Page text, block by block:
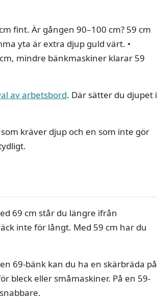
fint. Är gången 90–100 cm? 59 cm
yta är extra djup guld värt. •
mindre bänkmaskiner klarar 59
av arbetsbord. Där sätter du djupet i
kräver djup och en som inte gör
69 cm står du längre ifrån
inte för långt. Med 59 cm har du
69-bänk kan du ha en skärbräda på
bleck eller småmaskiner. På en 59-